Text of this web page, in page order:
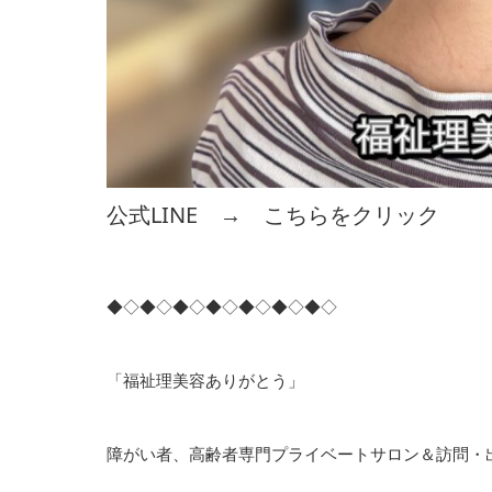
公式LINE → こちらをクリック
◆◇◆◇◆◇◆◇◆◇◆◇◆◇
「福祉理美容ありがとう」
障がい者、高齢者専門プライベートサロン＆訪問・